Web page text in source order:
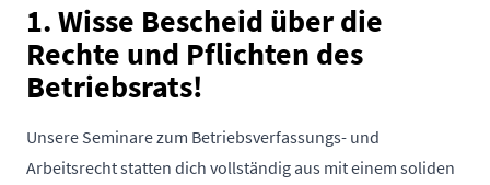
1. Wisse Bescheid über die
Rechte und Pflichten des
Betriebsrats!
Unsere Seminare zum Betriebsverfassungs- und
Arbeitsrecht statten dich vollständig aus mit einem soliden